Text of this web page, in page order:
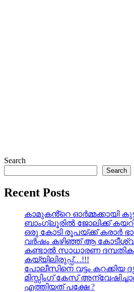
Search
Search
Recent Posts
കാമുകൻ്റെ ഓർമ്മക്കായി
ബാംഗ്ലൂരിൽ ജോലിക്ക്
ഒരു കോടി രൂപയ്ക്ക് കരാർ
വർഷം കഴിഞ്ഞ് ആ
കണ്ടാൽ സാധാരണ
കയ്യിലിരുപ്പ്…!!!
പോലീസിനെ വട്ടം
മിസ്സിംഗ് കേസ്
എത്തിയത് പക്ഷേ ?